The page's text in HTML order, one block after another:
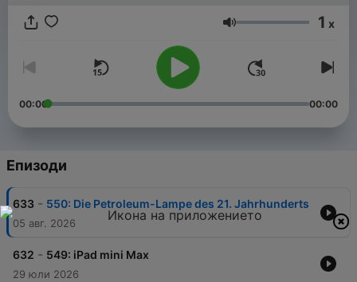
Сила на звука
1 x
00:00 00:00
Епизоди
633 - 550: Die Petroleum-Lampe des 21. Jahrhunderts
05 авг. 2026
632 - 549: iPad mini Max
29 юли 2026